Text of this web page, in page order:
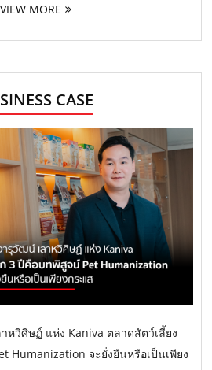
VIEW MORE
CASE
หวิศิษฏ์ แห่ง Kaniva ตลาดสัตว์เลี้ยง
Humanization จะยั่งยืนหรือเป็นเพียง